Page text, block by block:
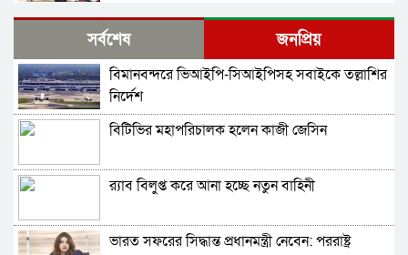
জুলাই গণঅভ্যুত্থান দিবসে হবিগঞ্জে শহীদদের প্রতি
জেলা পুলিশের শ্রদ্ধা
মৌলভীবাজারে যথাযোগ্য মর্যাদায় পালিত জুলাই
গণঅভ্যুত্থান দিবস
কুষ্টিয়ায় নানা আয়োজনে জুলাই গণঅভ্যুত্থান দিবস
বহিরাগতদের নিয়ে র‍্যালি করার অভিযোগকে কেন্দ্র
আহত ১০
বেগম রোকেয়া বিশ্ববিদ্যালয়ে ছাত্রদল-শিবির সংঘর্ষ,
সর্বশেষ জনপ্রিয়
বিমানবন্দরে ভিআইপি-সিআইপিসহ সবাইকে তল্লাশির
নির্দেশ
বিটিভির মহাপরিচালক হলেন কাজী জেসিন
র‍্যাব বিলুপ্ত করে আনা হচ্ছে নতুন বাহিনী
ভারত সফরের সিদ্ধান্ত প্রধানমন্ত্রী নেবেন: পররাষ্ট্র